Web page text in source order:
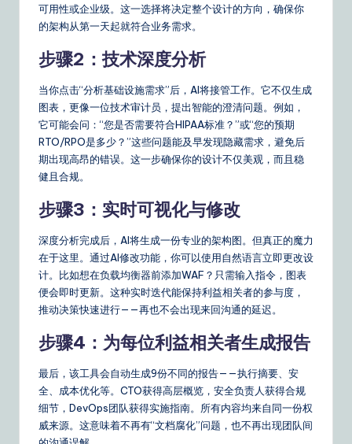
w
S
lu
ti
o
可用性或企业级。这一选择将决定整个设计的方向，确保你
的架构从第一天起就符合业务需求。
步骤2：技术深度分析
当你点击“分析基础设施需求”后，AI将接管工作。它不仅生成
图表，更像一位技术审计员，提出智能的澄清问题。例如，
它可能会问：“您是否需要符合HIPAA标准？”或“您的预期
RTO/RPO是多少？”这些问题能及早发现隐藏需求，避免后
期出现高昂的错误。这一步确保你的设计不仅美观，而且稳
健且合规。
步骤3：实时可视化与修改
深度分析完成后，AI将生成一份专业的架构图。但真正的魔力
在于这里。通过AI修改功能，你可以使用自然语言立即更改设
计。比如想在负载均衡器前添加WAF？只需输入指令，图表
便会即时更新。这种实时迭代能保持利益相关者的参与度，
推动决策快速进行——再也不会出现来回沟通的延迟。
步骤4：为每位利益相关者生成报告
最后，该工具会自动生成9份不同的报告——执行摘要、安
全、成本优化等。CTO获得高层概览，安全负责人获得合规
细节，DevOps团队获得实施指南。所有内容均来自同一份权
威来源。这意味着不再有“文档腐化”问题，也不再出现团队间